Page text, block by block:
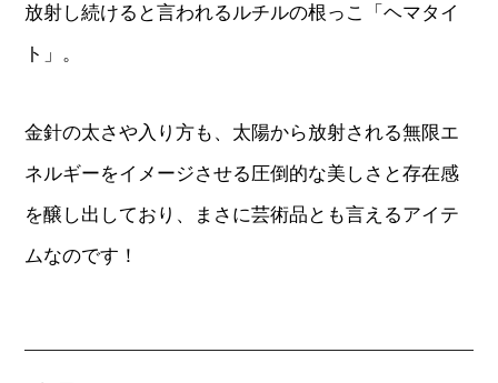
放射し続けると言われるルチルの根っこ「ヘマタイ
ト」。
金針の太さや入り方も、太陽から放射される無限エ
ネルギーをイメージさせる圧倒的な美しさと存在感
を醸し出しており、まさに芸術品とも言えるアイテ
ムなのです！